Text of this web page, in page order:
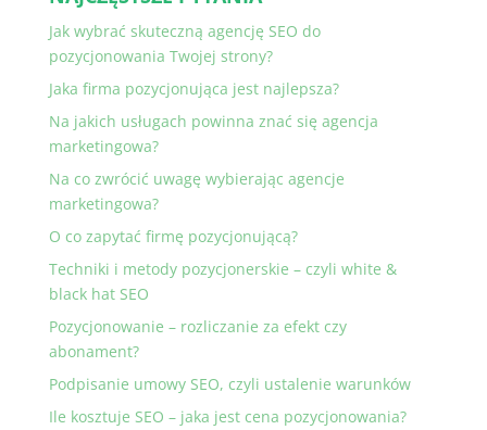
Jak wybrać skuteczną agencję SEO do
pozycjonowania Twojej strony?
Jaka firma pozycjonująca jest najlepsza?
Na jakich usługach powinna znać się agencja
marketingowa?
Na co zwrócić uwagę wybierając agencje
marketingowa?
O co zapytać firmę pozycjonującą?
Techniki i metody pozycjonerskie – czyli white &
black hat SEO
Pozycjonowanie – rozliczanie za efekt czy
abonament?
Podpisanie umowy SEO, czyli ustalenie warunków
Ile kosztuje SEO – jaka jest cena pozycjonowania?